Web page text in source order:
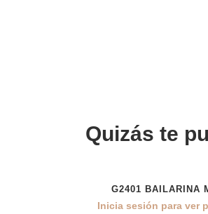
Quizás te
G2401 BAILARINA
Inicia sesión para ver